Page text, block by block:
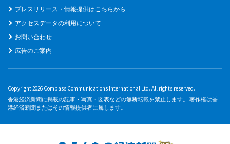
プレスリリース・情報提供はこちらから
アクセスデータの利用について
お問い合わせ
広告のご案内
Copyright 2026 Compass Communications International Ltd. All rights reserved.
香港経済新聞に掲載の記事・写真・図表などの無断転載を禁止します。 著作権は香
港経済新聞またはその情報提供者に属します。